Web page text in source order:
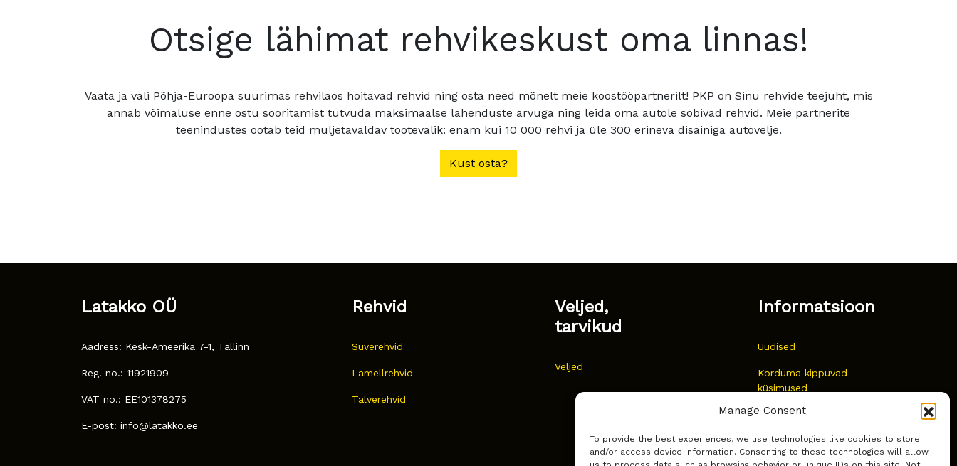
Manage Consent
To provide the best experiences, we use technologies like cookies to store
and/or access device information. Consenting to these technologies will allow
Otsige lähimat rehvikeskust oma linnas!
Vaata ja vali Põhja-Euroopa suurimas rehvilaos hoitavad rehvid ning osta need mõnelt meie koostööpartnerilt! PKP on Sinu rehvide teejuht, mis
annab võimaluse enne ostu sooritamist tutvuda maksimaalse lahenduste arvuga ning leida oma autole sobivad rehvid. Meie partnerite
teenindustes ootab teid muljetavaldav tootevalik: enam kui 10 000 rehvi ja üle 300 erineva disainiga autovelje.
Kust osta?
Latakko OÜ
Aadress: Kesk-Ameerika 7-1, Tallinn
Reg. no.: 11921909
VAT no.: EE101378275
E-post: info@latakko.ee
Rehvid
Suverehvid
Lamellrehvid
Talverehvid
Veljed,
tarvikud
Veljed
Informatsioon
Uudised
Korduma kippuvad
küsimused
Kust osta?
Küpsiste poliitika